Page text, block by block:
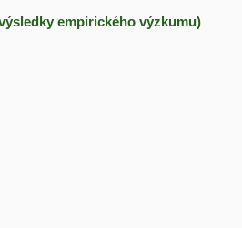
empirického výzkumu)